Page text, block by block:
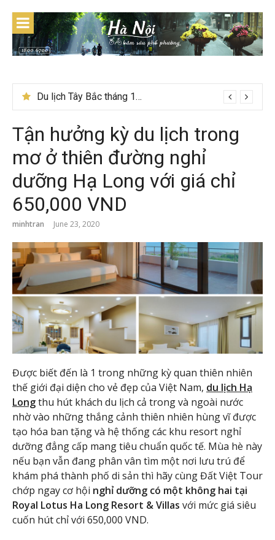
content
Du lịch Tây Bắc tháng 11 – Mùa hoa cải nhuộm vàng rực rỡ
Tận hưởng kỳ du lịch trong
mơ ở thiên đường nghỉ
dưỡng Hạ Long với giá chỉ
650,000 VND
minhtran June 23, 2020
Được biết đến là 1 trong những kỳ quan thiên nhiên
thế giới đại diện cho vẻ đẹp của Việt Nam, du lịch Hạ
Longthu hút khách du lịch cả trong và ngoài nước
nhờ vào những thắng cảnh thiên nhiên hùng vĩ được
tạo hóa ban tặng và hệ thống các khu resort nghỉ
dưỡng đẳng cấp mang tiêu chuẩn quốc tế. Mùa hè này
nếu bạn vẫn đang phân vân tìm một nơi lưu trú để
khám phá thành phố di sản thì hãy cùng Đất Việt Tour
chớp ngay cơ hội nghỉ dưỡng có một không hai tại
Royal Lotus Ha Long Resort & Villas với mức giá siêu
cuốn hút chỉ với 650,000 VND.